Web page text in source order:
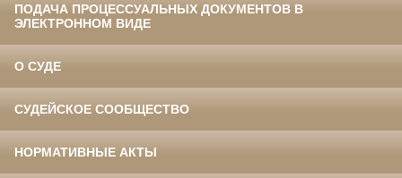
ПОДАЧА ПРОЦЕССУАЛЬНЫХ ДОКУМЕНТОВ В
ЭЛЕКТРОННОМ ВИДЕ
О СУДЕ
СУДЕЙСКОЕ СООБЩЕСТВО
НОРМАТИВНЫЕ АКТЫ